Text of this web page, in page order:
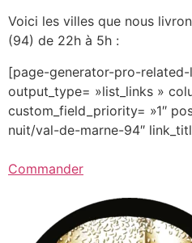
Voici les villes que nous
(94) de 22h à 5h :
[page-generator-pro-related-
output_type= »list_links »
custom_field_priority= »1″
nuit/val-de-marne-94″
Commander